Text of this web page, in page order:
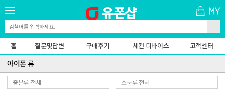
홈 질문및답변 구매후기 세컨 디바이스 고객센터
아이폰 류